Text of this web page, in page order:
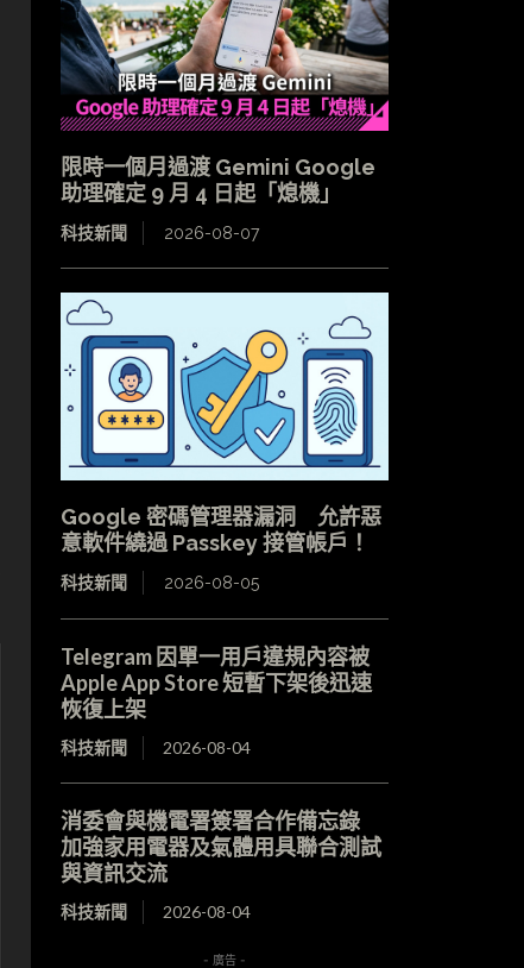
限時一個月過渡 Gemini Google
助理確定 9 月 4 日起「熄機」
科技新聞 2026-08-07
Google 密碼管理器漏洞 允許惡
意軟件繞過 Passkey 接管帳戶！
科技新聞 2026-08-05
Telegram 因單一用戶違規內容被
Apple App Store 短暫下架後迅速
恢復上架
科技新聞 2026-08-04
消委會與機電署簽署合作備忘錄
加強家用電器及氣體用具聯合測試
與資訊交流
科技新聞 2026-08-04
- 廣告 -